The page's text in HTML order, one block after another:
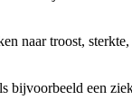
naar troost,
bijvoorbeeld een